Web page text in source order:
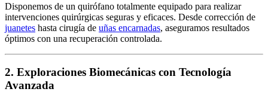
Disponemos de un quirófano totalmente equipado para realizar
intervenciones quirúrgicas seguras y eficaces. Desde corrección de
juanetes hasta cirugía de uñas encarnadas, aseguramos resultados
óptimos con una recuperación controlada.
2. Exploraciones Biomecánicas con Tecnología
Avanzada